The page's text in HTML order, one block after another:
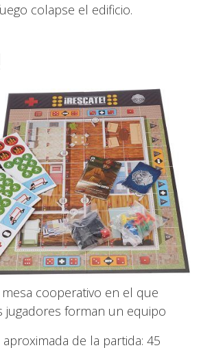
colapse el edificio.
mesa cooperativo en el que
jugadores forman un equipo
de la partida: 45